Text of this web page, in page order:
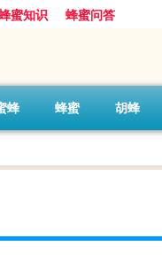
蜜知识 蜂蜜问答
蜂 蜂蜜 胡蜂